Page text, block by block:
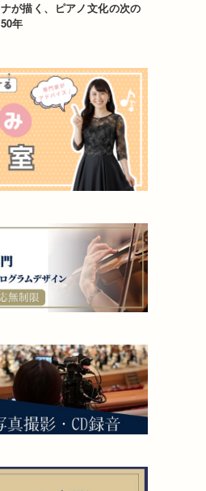
ナが描く、ピアノ文化の次の
50年